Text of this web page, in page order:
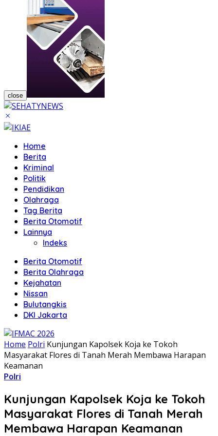
close
Home
Berita
Kriminal
Politik
Pendidikan
Olahraga
Tag Berita
Berita Otomotif
Lainnya
Indeks
Berita Otomotif
Berita Olahraga
Kejahatan
Nissan
Bulutangkis
DKI Jakarta
Home Polri Kunjungan Kapolsek Koja ke Tokoh
Masyarakat Flores di Tanah Merah Membawa Harapan
Keamanan
Polri
Kunjungan Kapolsek Koja ke Tokoh
Masyarakat Flores di Tanah Merah
Membawa Harapan Keamanan